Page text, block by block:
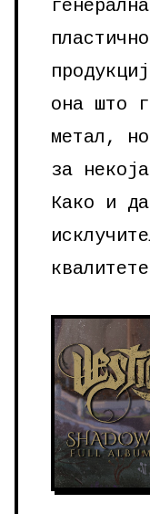
она што
метал,
за
Како и